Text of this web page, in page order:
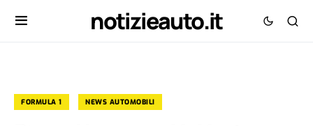
notizieauto.it
FORMULA 1 NEWS AUTOMOBILI